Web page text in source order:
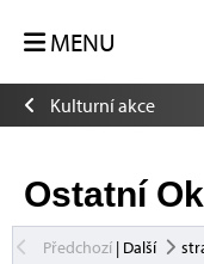
MENU
Kulturní akce
Ostatní
Předchozí| Další